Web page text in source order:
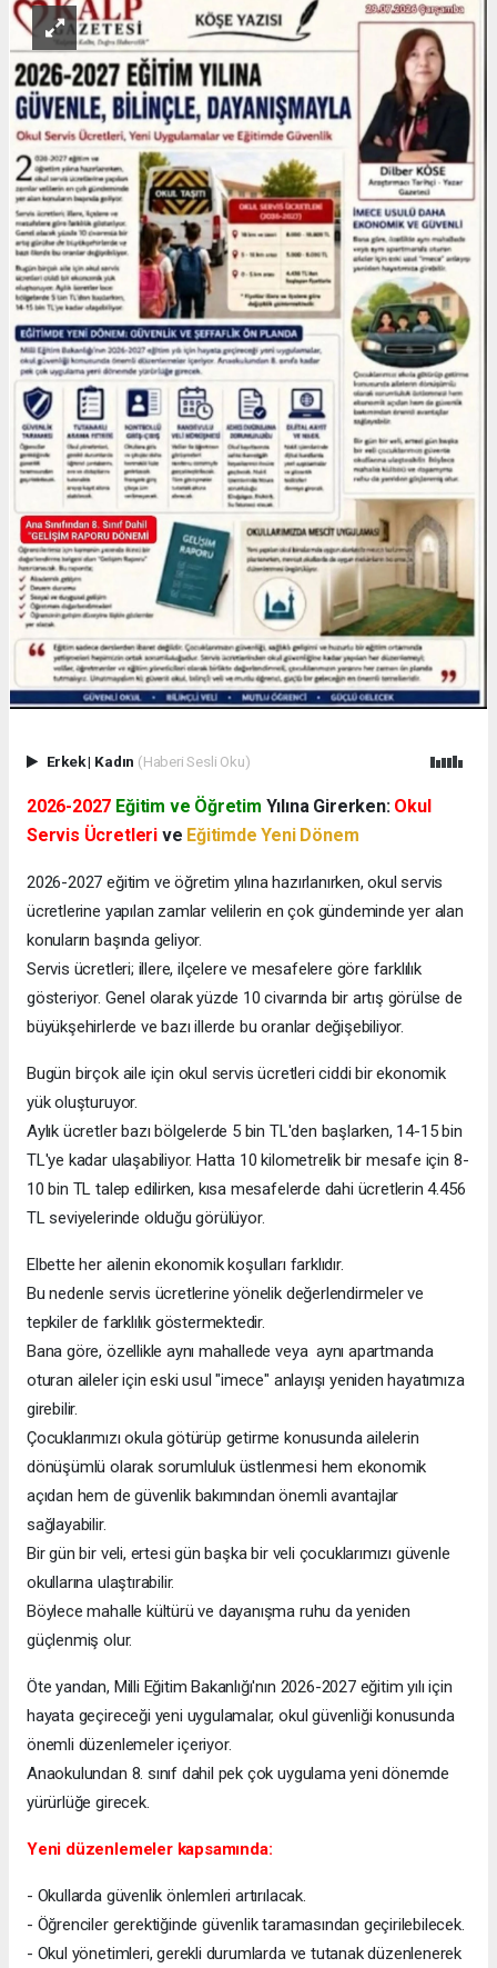
Erkek| Kadın (Haberi Sesli Oku)
2026-2027 Eğitim ve Öğretim Yılına Girerken: Okul
Servis Ücretleri ve Eğitimde Yeni Dönem
2026-2027 eğitim ve öğretim yılına hazırlanırken, okul servis
ücretlerine yapılan zamlar velilerin en çok gündeminde yer alan
konuların başında geliyor.
Servis ücretleri; illere, ilçelere ve mesafelere göre farklılık
gösteriyor. Genel olarak yüzde 10 civarında bir artış görülse de
büyükşehirlerde ve bazı illerde bu oranlar değişebiliyor.
Bugün birçok aile için okul servis ücretleri ciddi bir ekonomik
yük oluşturuyor.
Aylık ücretler bazı bölgelerde 5 bin TL'den başlarken, 14-15 bin
TL'ye kadar ulaşabiliyor. Hatta 10 kilometrelik bir mesafe için 8-
10 bin TL talep edilirken, kısa mesafelerde dahi ücretlerin 4.456
TL seviyelerinde olduğu görülüyor.
Elbette her ailenin ekonomik koşulları farklıdır.
Bu nedenle servis ücretlerine yönelik değerlendirmeler ve
tepkiler de farklılık göstermektedir.
Bana göre, özellikle aynı mahallede veya aynı apartmanda
oturan aileler için eski usul "imece" anlayışı yeniden hayatımıza
girebilir.
Çocuklarımızı okula götürüp getirme konusunda ailelerin
dönüşümlü olarak sorumluluk üstlenmesi hem ekonomik
açıdan hem de güvenlik bakımından önemli avantajlar
sağlayabilir.
Bir gün bir veli, ertesi gün başka bir veli çocuklarımızı güvenle
okullarına ulaştırabilir.
Böylece mahalle kültürü ve dayanışma ruhu da yeniden
güçlenmiş olur.
Öte yandan, Milli Eğitim Bakanlığı'nın 2026-2027 eğitim yılı için
hayata geçireceği yeni uygulamalar, okul güvenliği konusunda
önemli düzenlemeler içeriyor.
Anaokulundan 8. sınıf dahil pek çok uygulama yeni dönemde
yürürlüğe girecek.
Yeni düzenlemeler kapsamında:
- Okullarda güvenlik önlemleri artırılacak.
- Öğrenciler gerektiğinde güvenlik taramasından geçirilebilecek.
- Okul yönetimleri, gerekli durumlarda ve tutanak düzenlenerek